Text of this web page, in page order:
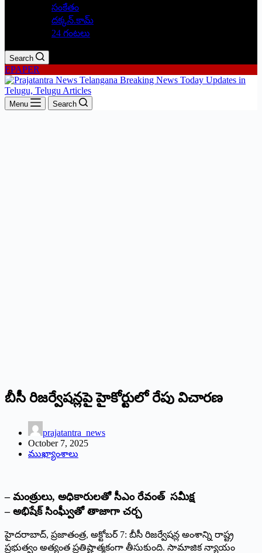
సంకేతం
దక్కన్.కామ్
24 గంటలు
Search
EPAPER
Menu Search
బీసీ రిజర్వేషన్లపై హైకోర్టులో రేపు విచారణ
prajatantra_news
October 7, 2025
ముఖ్యాంశాలు
– మంత్రులు, అధికారులతో సీఎం రేవంత్‌ ‌ సమీక్ష
– అభిషేక్‌ ‌సింఘ్వీతో తాజాగా చర్చ
హైదరాబాద్‌,‌ ప్రజాతంత్ర, అక్టోబర్‌ 7:‌ బీసీ రిజర్వేషన్ల అంశాన్ని రాష్ట్ర
ప్రభుత్వం అత్యంత ప్రతిష్టాత్మకంగా తీసుకుంది. సామాజిక న్యాయం